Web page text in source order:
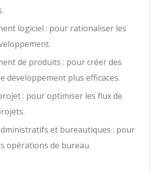
logiciel : pour rationaliser les
de produits : pour créer des
développement plus efficaces.
: pour optimiser les flux de
et bureautiques : pour
opérations de bureau.